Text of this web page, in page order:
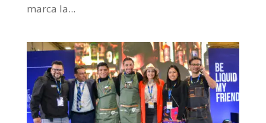
marca la...